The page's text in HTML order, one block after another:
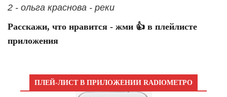
2 - ольга краснова - реки
Расскажи, что нравится - жми 👍 в плейлисте
приложения
ПЛЕЙ-ЛИСТ В ПРИЛОЖЕНИИ RADIOМЕТРО